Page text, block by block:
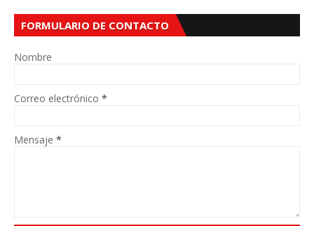
FORMULARIO DE CONTACTO
Nombre
Correo electrónico *
Mensaje *